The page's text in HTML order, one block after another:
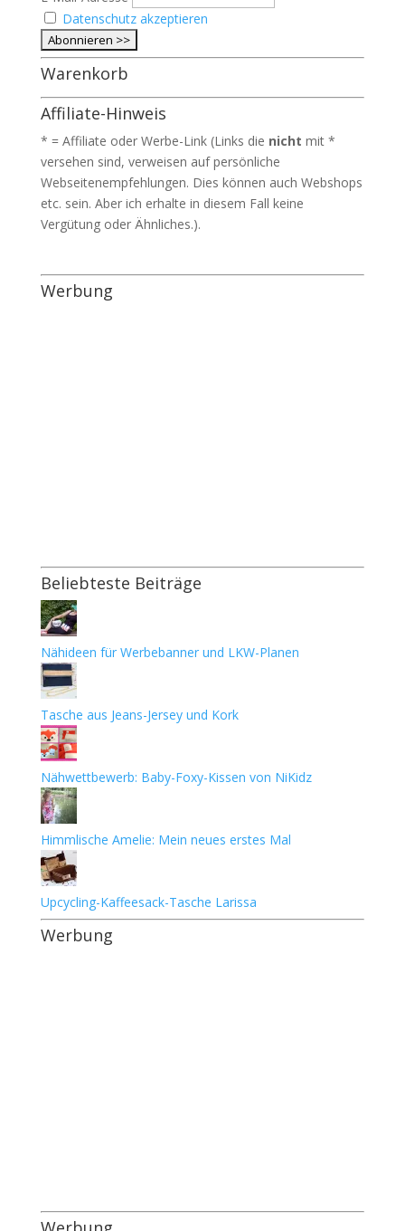
Datenschutz akzeptieren
Warenkorb
Affiliate-Hinweis
* = Affiliate oder Werbe-Link (Links die nicht mit *
versehen sind, verweisen auf persönliche
Webseitenempfehlungen. Dies können auch Webshops
etc. sein. Aber ich erhalte in diesem Fall keine
Vergütung oder Ähnliches.).
Werbung
Beliebteste Beiträge
Nähideen für Werbebanner und LKW-Planen
Tasche aus Jeans-Jersey und Kork
Nähwettbewerb: Baby-Foxy-Kissen von NiKidz
Himmlische Amelie: Mein neues erstes Mal
Upcycling-Kaffeesack-Tasche Larissa
Werbung